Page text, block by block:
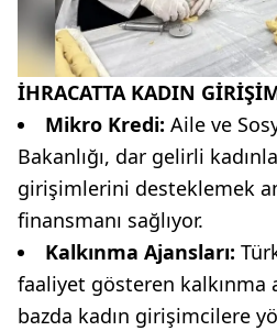
İHRACATTA KADIN
Mikro Kredi: Aile ve
Bakanlığı, dar gelirli
girişimlerini desteklemek
finansmanı sağlıyor.
Kalkınma Ajansları:
faaliyet gösteren kalkınma
bazda kadın girişimcilere